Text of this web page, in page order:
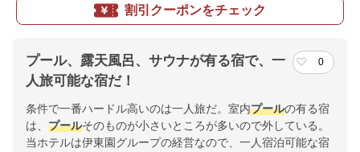
割引クーポンをチェック
プール、露天風呂、サウナが有る宿で、一
人旅可能な宿だ！
0
条件で一番ハードル高いのは一人旅だ。室内プールの有る宿
は、 プールそのものが小さいところが多いので外している。
当ホテルは伊東園グループの経営なので、一人宿泊可能な宿